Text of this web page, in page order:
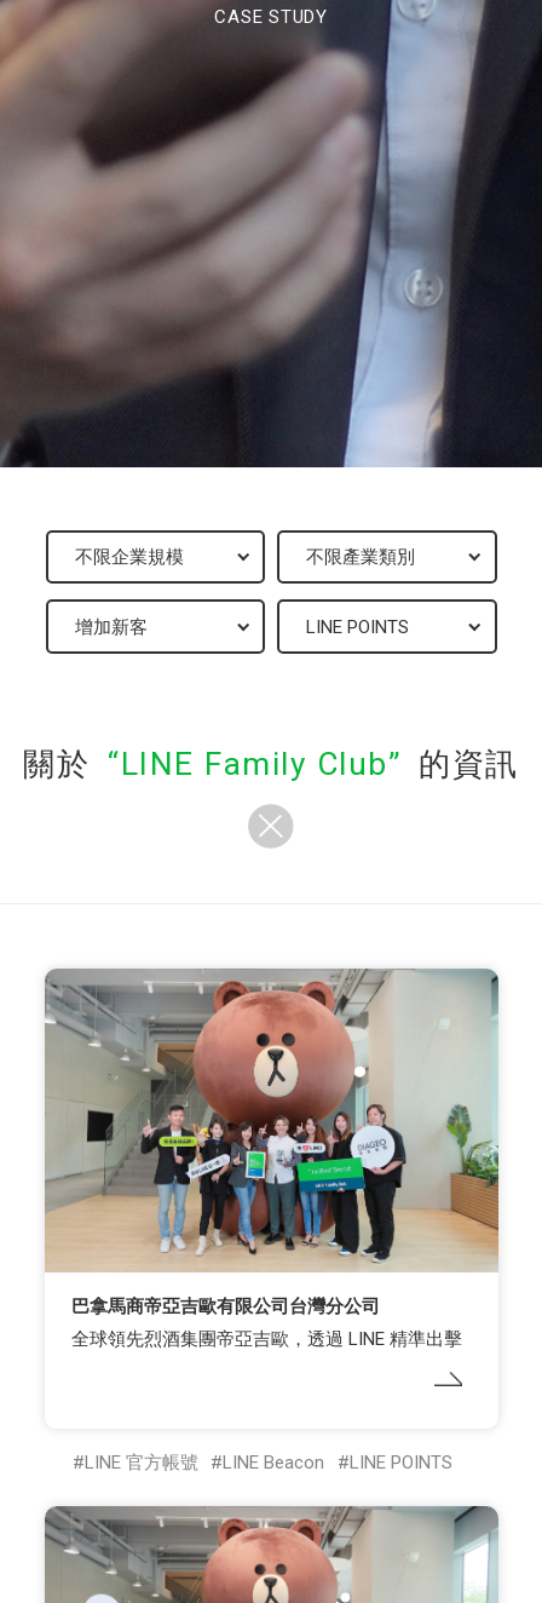
CASE STUDY
關於 LINE Family Club 的資訊
巴拿馬商帝亞吉歐有限公司台灣分公司
全球領先烈酒集團帝亞吉歐，透過 LINE 精準出擊
LINE 官方帳號 LINE Beacon LINE POINTS